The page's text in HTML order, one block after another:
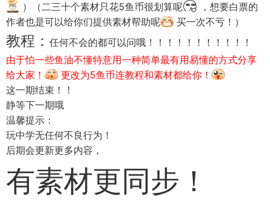
）（二三十个素材只花5鱼币很划算呢
，想要白票的
作者也是可以给你们提供素材帮助呢
买一次不亏！）
教程： 任何不会的都可以问哦！！！！！！！！！！！
由于怕一些鱼油不懂特意用一种简单最有用易懂的方式分享
给大家！
更改为5鱼币连教程和素材都给你！
这一期结束！！
静等下一期哦
温馨提示：
玩中学无任何不良行为！
后期会更新更多内容，
有素材更同步！